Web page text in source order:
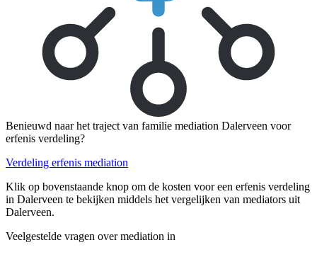
Benieuwd naar het traject van familie mediation Dalerveen voor
erfenis verdeling?
Verdeling erfenis mediation
Klik op bovenstaande knop om de kosten voor een erfenis verdeling
in Dalerveen te bekijken middels het vergelijken van mediators uit
Dalerveen.
Veelgestelde vragen over mediation in